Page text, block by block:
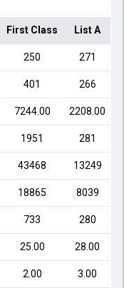
First Class List A
250 271
401 266
7244.00 2208.00
1951 281
43468 13249
18865 8039
733 280
25.00 28.00
2.00 3.00